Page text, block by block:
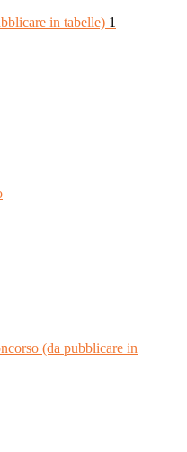
in tabelle) 1
(da pubblicare in